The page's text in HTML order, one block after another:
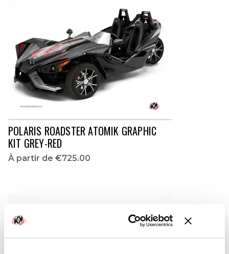
POLARIS ROADSTER ATOMIK GRAPHIC
KIT GREY-RED
À partir de €725.00